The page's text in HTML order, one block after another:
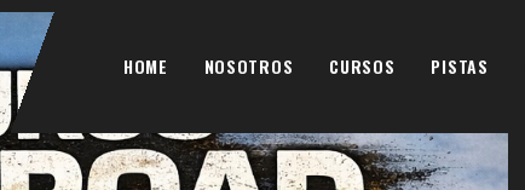
HOME NOSOTROS CURSOS PISTAS